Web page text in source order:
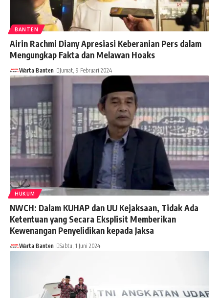
BANTEN
Airin Rachmi Diany Apresiasi Keberanian Pers dalam
Mengungkap Fakta dan Melawan Hoaks
Warta Banten Jumat, 9 Februari 2024
HUKUM
NWCH: Dalam KUHAP dan UU Kejaksaan, Tidak Ada
Ketentuan yang Secara Eksplisit Memberikan
Kewenangan Penyelidikan kepada Jaksa
Warta Banten Sabtu, 1 Juni 2024